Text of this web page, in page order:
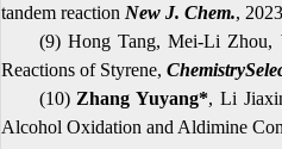
tandem reaction New J. Chem.,
(9) Hong Tang, Mei-Li Zhou,
Reactions of Styrene,
(10) Zhang Yuyang*, Li
Alcohol Oxidation and Aldimine